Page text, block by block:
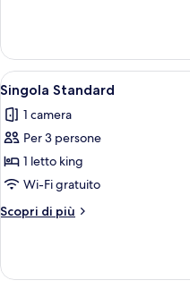
Standard
Apri
tutte
le
foto
per
Singola
Standard
10
Singola Standard
1 camera
Per 3 persone
1 letto king
Wi-Fi gratuito
Scopri di più
Altri
Standard